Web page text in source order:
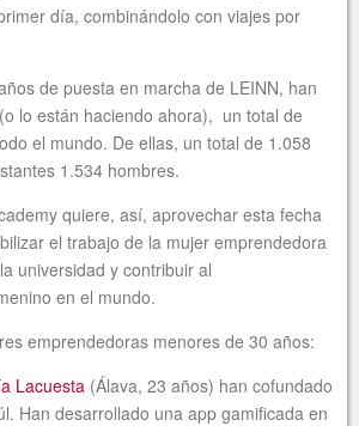
día, combinándolo con viajes por
de puesta en marcha de LEINN, han
lo están haciendo ahora), un total de
el mundo. De ellas, un total de 1.058
1.534 hombres.
quiere, así, aprovechar esta fecha
el trabajo de la mujer emprendedora
universidad y contribuir al
en el mundo.
emprendedoras menores de 30 años:
Lacuesta (Álava, 23 años) han cofundado
Han desarrollado una app gamificada en